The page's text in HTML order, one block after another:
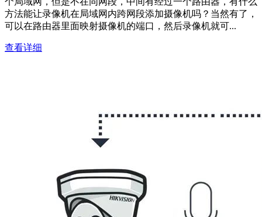
方法能让录像机在局域网内跨网段添加摄像机吗？当然有了，
可以在路由器里面映射摄像机的端口，然后录像机就可...
查看详细